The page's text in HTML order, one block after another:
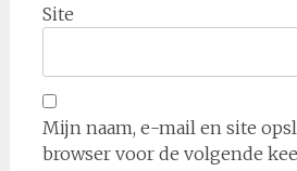
Site
Mijn naam, e-mail en site
browser voor de volgende